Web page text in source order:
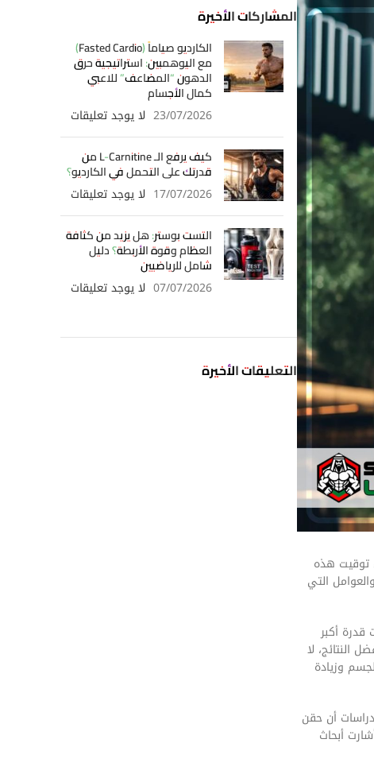
توقيت هذه
التي
قدرة أكبر
النتائج، لا
وزيادة
أن حقن
أبحاث
المشاركات الأخيرة
الكارديو صياماً (Fasted Cardio)
مع اليوهمبين: استراتيجية حرق
الدهون “المضاعف” للاعبي
كمال الأجسام
23/07/2026 لا يوجد تعليقات
كيف يرفع الـ L-Carnitine من
قدرتك على التحمل في الكارديو؟
17/07/2026 لا يوجد تعليقات
التست بوستر: هل يزيد من كثافة
العظام وقوة الأربطة؟ دليل
شامل للرياضيين
07/07/2026 لا يوجد تعليقات
التعليقات الأخيرة